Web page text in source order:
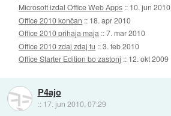
Microsoft izdal Office Web Apps :: 10. jun 2010
Office 2010 končan :: 18. apr 2010
Office 2010 prihaja maja ::7. mar 2010
Office 2010 zdaj zdaj tu ::3. feb 2010
Office Starter Edition bo zastonj :: 12. okt 2009
P4ajo
:: 17. jun 2010, 07:29